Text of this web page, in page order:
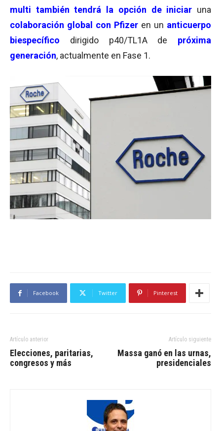
multi también tendrá la opción de iniciar una
colaboración global con Pfizer en un anticuerpo
biespecífico dirigido p40/TL1A de próxima
generación, actualmente en Fase 1.
Facebook Twitter Pinterest
Artículo anterior
Elecciones, paritarias,
congresos y más
Artículo siguiente
Massa ganó en las urnas,
presidenciales